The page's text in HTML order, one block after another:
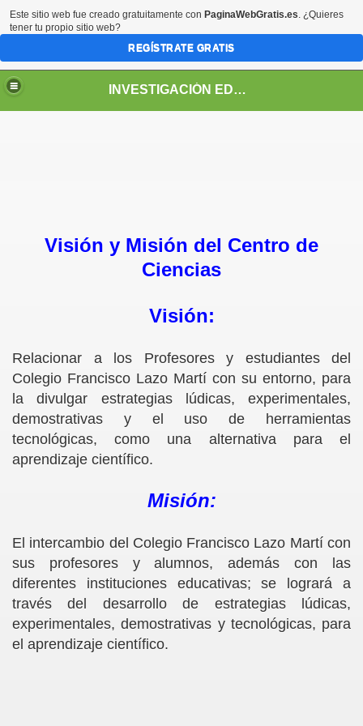
INVESTIGACIÓN EDUCATIVA. Página Personal: Rubén Belandria
Visión y Misión del Centro de
Ciencias
Visión:
Relacionar a los Profesores y estudiantes del
Colegio Francisco Lazo Martí con su entorno, para
la divulgar estrategias lúdicas, experimentales,
demostrativas y el uso de herramientas
tecnológicas, como una alternativa para el
aprendizaje científico.
Misión:
El intercambio del Colegio Francisco Lazo Martí con
sus profesores y alumnos, además con las
diferentes instituciones educativas; se logrará a
través del desarrollo de estrategias lúdicas,
experimentales, demostrativas y tecnológicas, para
el aprendizaje científico.
de las Ciencias, Pueblo Llano 2008
CIENTÍFICA
Este sitio web fue creado gratuitamente con PaginaWebGratis.es. ¿Quieres
tener tu propio sitio web?
REGÍSTRATE GRATIS